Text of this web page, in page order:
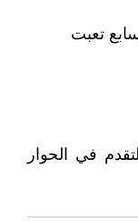
تعبت
في الحوار